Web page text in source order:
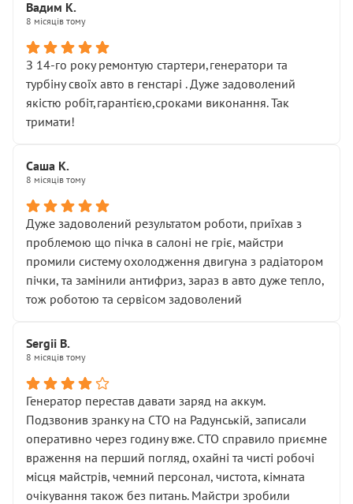
Вадим К.
8 місяців тому
З 14-го року ремонтую стартери,генератори та
турбіну своїх авто в генстарі . Дуже задоволений
якістю робіт,гарантією,сроками виконання. Так
тримати!
Саша К.
8 місяців тому
Дуже задоволений результатом роботи, приїхав з
проблемою що пічка в салоні не гріє, майстри
промили систему охолодження двигуна з радіатором
пічки, та замінили антифриз, зараз в авто дуже тепло,
тож роботою та сервісом задоволений
Sergii B.
8 місяців тому
Генератор перестав давати заряд на аккум.
Подзвонив зранку на СТО на Радунській, записали
оперативно через годину вже. СТО справило приємне
враження на перший погляд, охайні та чисті робочі
місця майстрів, чемний персонал, чистота, кімната
очікування також без питань. Майстри зробили